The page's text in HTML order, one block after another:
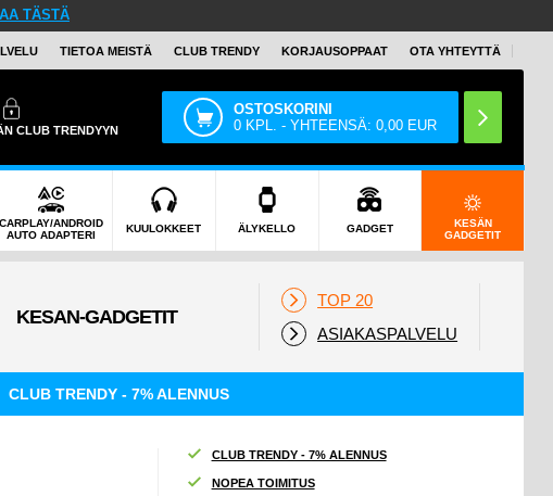
TÄSTÄ
TIETOA MEISTÄ CLUB TRENDY KORJAUSOPPAAT OTA YHTEYTTÄ
CLUB TRENDYYN
OSTOSKORINI
0 KPL. - YHTEENSÄ:0,00 EUR
CARPLAY/ANDROID
AUTO ADAPTERI
KUULOKKEET ÄLYKELLO GADGET
KESÄN
GADGETIT
TOP 20
ASIAKASPALVELU
CLUB TRENDY - 7% ALENNUS
CLUB TRENDY - 7% ALENNUS
NOPEA TOIMITUS